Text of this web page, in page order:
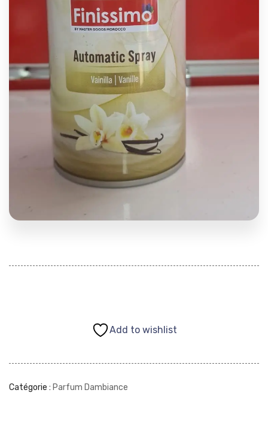
Add to wishlist
Catégorie : Parfum Dambiance